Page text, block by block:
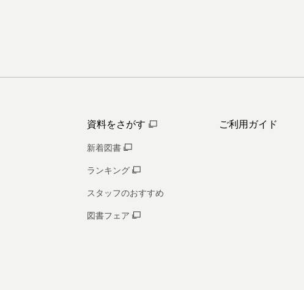
資料をさがす
新着図書
ランキング
スタッフのおすすめ
図書フェア
ご利用ガイド